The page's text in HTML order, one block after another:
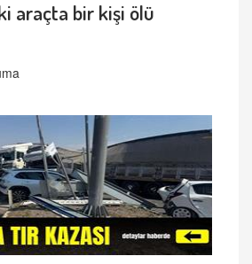
araçta bir kişi ölü